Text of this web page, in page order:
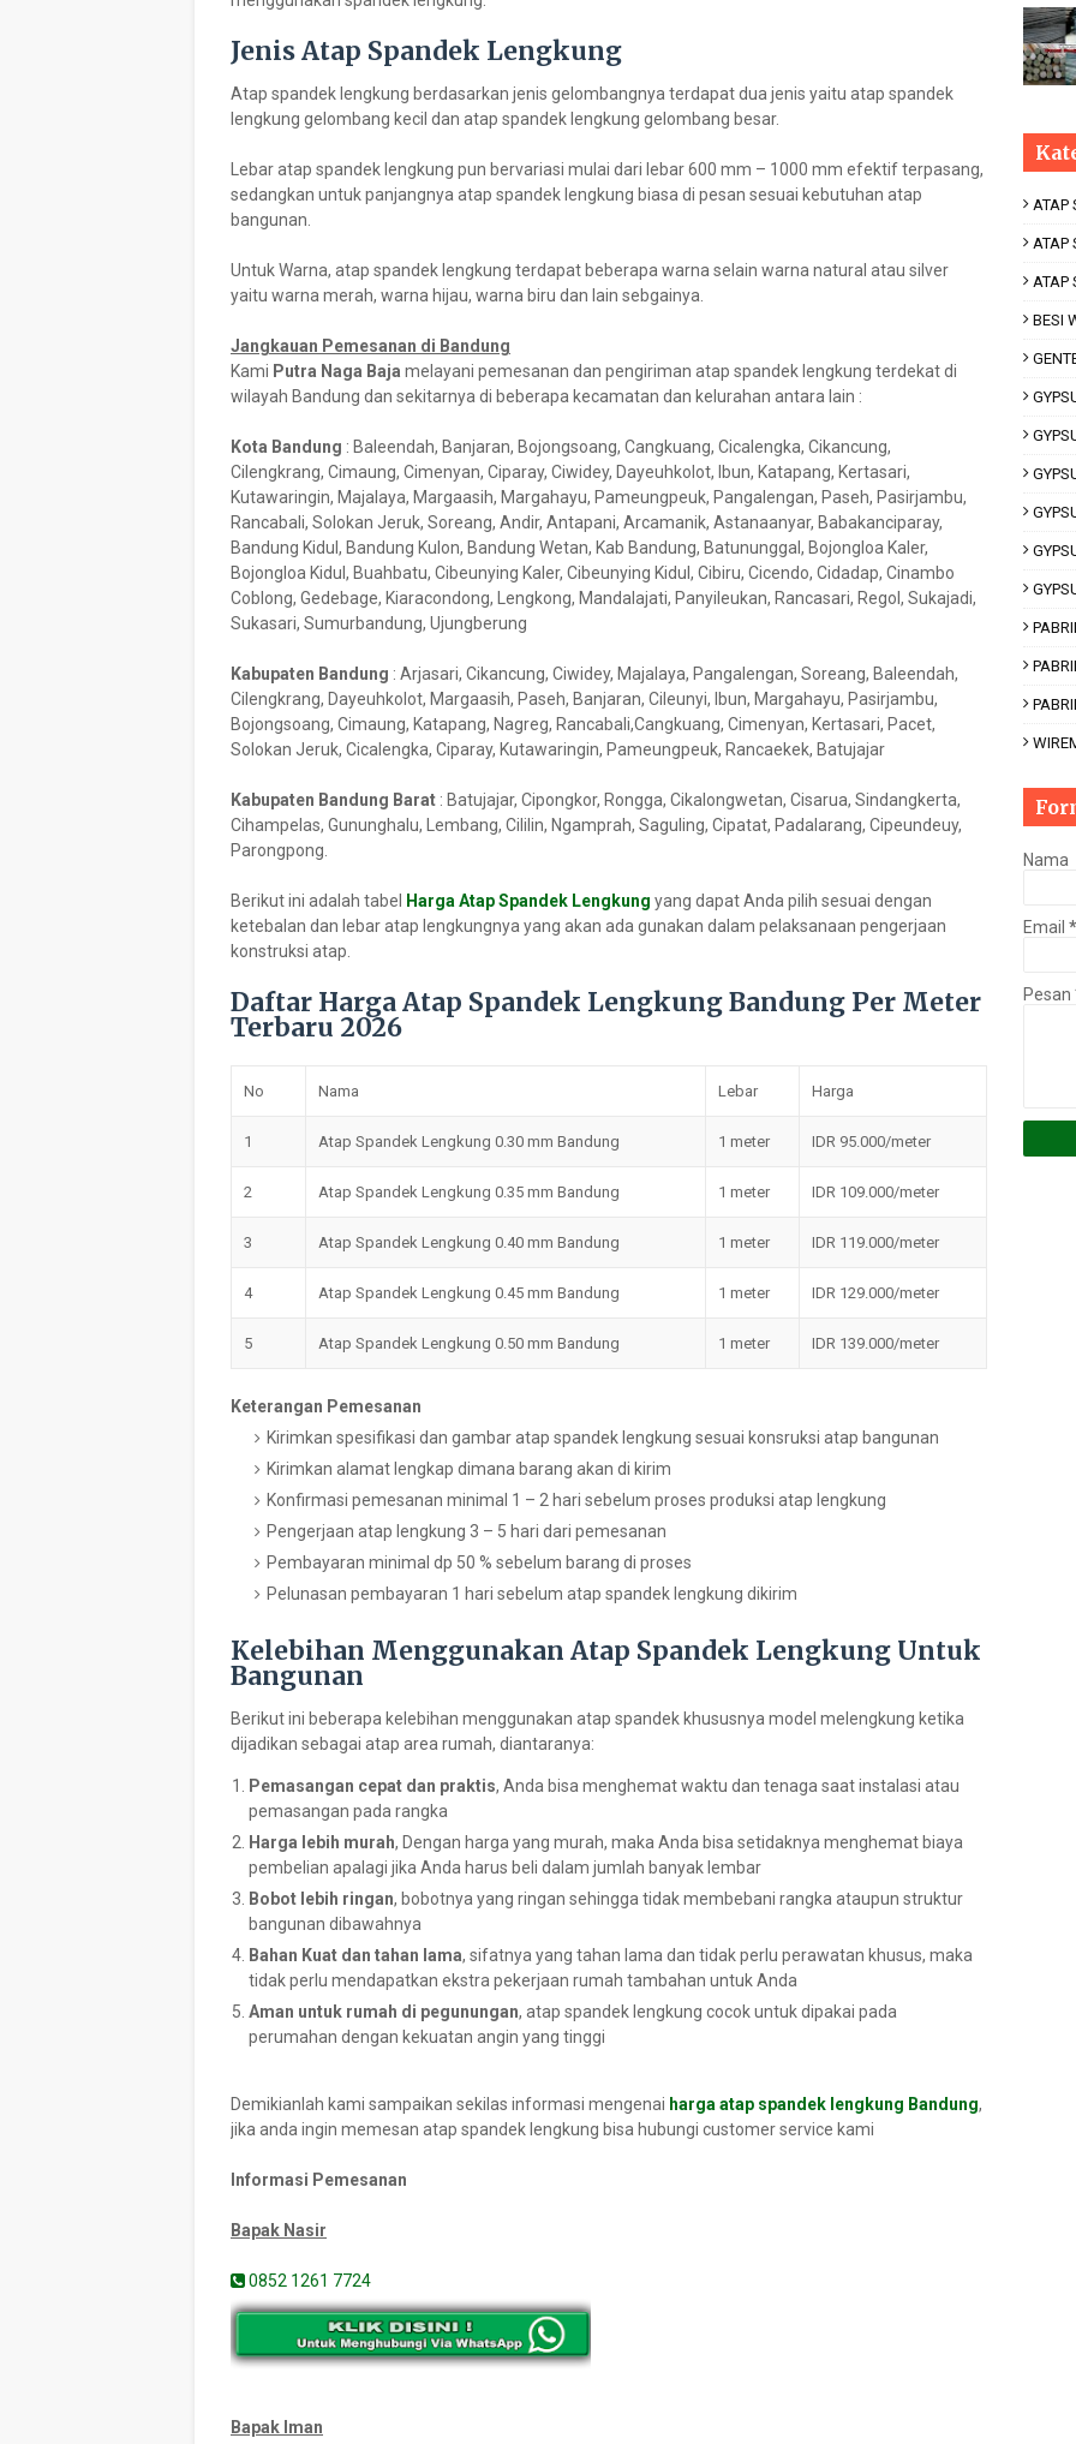
Jenis Atap Spandek Lengkung
Atap spandek lengkung berdasarkan jenis gelombangnya terdapat dua jenis yaitu atap spandek
lengkung gelombang kecil dan atap spandek lengkung gelombang besar.
Lebar atap spandek lengkung pun bervariasi mulai dari lebar 600 mm – 1000 mm efektif terpasang,
sedangkan untuk panjangnya atap spandek lengkung biasa di pesan sesuai kebutuhan atap
bangunan.
Untuk Warna, atap spandek lengkung terdapat beberapa warna selain warna natural atau silver
yaitu warna merah, warna hijau, warna biru dan lain sebgainya.
Jangkauan Pemesanan di Bandung
Kami Putra Naga Baja melayani pemesanan dan pengiriman atap spandek lengkung terdekat di
wilayah Bandung dan sekitarnya di beberapa kecamatan dan kelurahan antara lain :
Kota Bandung : Baleendah, Banjaran, Bojongsoang, Cangkuang, Cicalengka, Cikancung,
Cilengkrang, Cimaung, Cimenyan, Ciparay, Ciwidey, Dayeuhkolot, Ibun, Katapang, Kertasari,
Kutawaringin, Majalaya, Margaasih, Margahayu, Pameungpeuk, Pangalengan, Paseh, Pasirjambu,
Rancabali, Solokan Jeruk, Soreang, Andir, Antapani, Arcamanik, Astanaanyar, Babakanciparay,
Bandung Kidul, Bandung Kulon, Bandung Wetan, Kab Bandung, Batununggal, Bojongloa Kaler,
Bojongloa Kidul, Buahbatu, Cibeunying Kaler, Cibeunying Kidul, Cibiru, Cicendo, Cidadap, Cinambo
Coblong, Gedebage, Kiaracondong, Lengkong, Mandalajati, Panyileukan, Rancasari, Regol, Sukajadi,
Sukasari, Sumurbandung, Ujungberung
Kabupaten Bandung : Arjasari, Cikancung, Ciwidey, Majalaya, Pangalengan, Soreang, Baleendah,
Cilengkrang, Dayeuhkolot, Margaasih, Paseh, Banjaran, Cileunyi, Ibun, Margahayu, Pasirjambu,
Bojongsoang, Cimaung, Katapang, Nagreg, Rancabali,Cangkuang, Cimenyan, Kertasari, Pacet,
Solokan Jeruk, Cicalengka, Ciparay, Kutawaringin, Pameungpeuk, Rancaekek, Batujajar
Kabupaten Bandung Barat : Batujajar, Cipongkor, Rongga, Cikalongwetan, Cisarua, Sindangkerta,
Cihampelas, Gununghalu, Lembang, Cililin, Ngamprah, Saguling, Cipatat, Padalarang, Cipeundeuy,
Parongpong.
Berikut ini adalah tabel Harga Atap Spandek Lengkung yang dapat Anda pilih sesuai dengan
ketebalan dan lebar atap lengkungnya yang akan ada gunakan dalam pelaksanaan pengerjaan
konstruksi atap.
Daftar Harga Atap Spandek Lengkung Bandung Per Meter
Terbaru 2026
No Nama Lebar Harga
1 Atap Spandek Lengkung 0.30 mm Bandung 1 meter IDR 95.000/meter
2 Atap Spandek Lengkung 0.35 mm Bandung 1 meter IDR 109.000/meter
3 Atap Spandek Lengkung 0.40 mm Bandung 1 meter IDR 119.000/meter
4 Atap Spandek Lengkung 0.45 mm Bandung 1 meter IDR 129.000/meter
5 Atap Spandek Lengkung 0.50 mm Bandung 1 meter IDR 139.000/meter
Keterangan Pemesanan
Kirimkan spesifikasi dan gambar atap spandek lengkung sesuai konsruksi atap bangunan
Kirimkan alamat lengkap dimana barang akan di kirim
Konfirmasi pemesanan minimal 1 – 2 hari sebelum proses produksi atap lengkung
Pengerjaan atap lengkung 3 – 5 hari dari pemesanan
Pembayaran minimal dp 50 % sebelum barang di proses
Pelunasan pembayaran 1 hari sebelum atap spandek lengkung dikirim
Kelebihan Menggunakan Atap Spandek Lengkung Untuk
Bangunan
Berikut ini beberapa kelebihan menggunakan atap spandek khususnya model melengkung ketika
dijadikan sebagai atap area rumah, diantaranya:
Pemasangan cepat dan praktis, Anda bisa menghemat waktu dan tenaga saat instalasi atau
pemasangan pada rangka
Harga lebih murah, Dengan harga yang murah, maka Anda bisa setidaknya menghemat biaya
pembelian apalagi jika Anda harus beli dalam jumlah banyak lembar
Bobot lebih ringan, bobotnya yang ringan sehingga tidak membebani rangka ataupun struktur
bangunan dibawahnya
Bahan Kuat dan tahan lama, sifatnya yang tahan lama dan tidak perlu perawatan khusus, maka
tidak perlu mendapatkan ekstra pekerjaan rumah tambahan untuk Anda
Aman untuk rumah di pegunungan, atap spandek lengkung cocok untuk dipakai pada
perumahan dengan kekuatan angin yang tinggi
Demikianlah kami sampaikan sekilas informasi mengenai harga atap spandek lengkung Bandung,
jika anda ingin memesan atap spandek lengkung bisa hubungi customer service kami
Informasi Pemesanan
Bapak Nasir
0852 1261 7724
Bapak Iman
ATAP
ATAP
ATAP
BESI
Nama
Email *
Pesan